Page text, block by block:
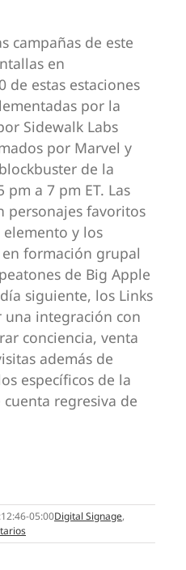
campañas de este
en
de estas estaciones
por la
Sidewalk Labs
por Marvel y
de la
a 7 pm ET. Las
personajes favoritos
y los
formación grupal
de Big Apple
siguiente, los Links
una integración con
conciencia, venta
además de
específicos de la
regresiva de
05:00Digital Signage,